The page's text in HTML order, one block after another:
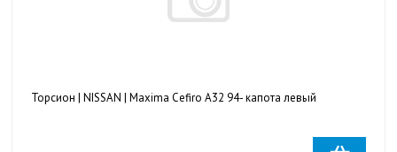
Торсион | NISSAN | Maxima Cefiro A32 94- капота левый